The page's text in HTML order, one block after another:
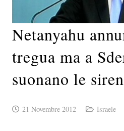
Netanyahu
tregua ma a
suonano le
21 Novembre 2012 Israele